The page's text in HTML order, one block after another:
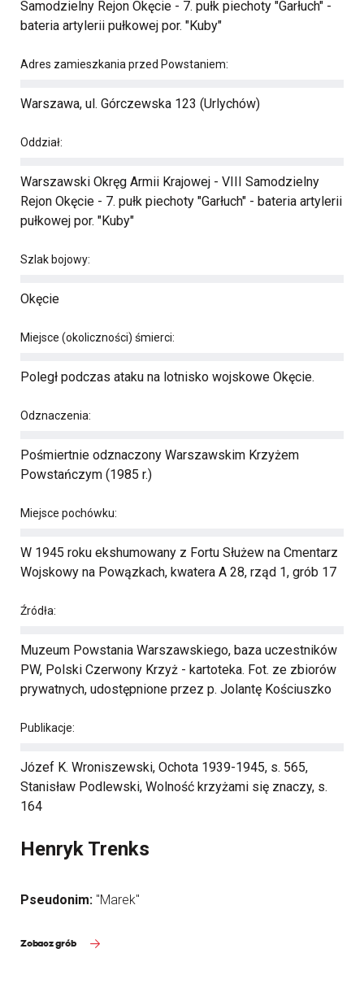
Samodzielny Rejon Okęcie - 7. pułk piechoty "Garłuch" -
bateria artylerii pułkowej por. "Kuby"
Adres zamieszkania przed Powstaniem:
Warszawa, ul. Górczewska 123 (Urlychów)
Oddział:
Warszawski Okręg Armii Krajowej - VIII Samodzielny
Rejon Okęcie - 7. pułk piechoty "Garłuch" - bateria artylerii
pułkowej por. "Kuby"
Szlak bojowy:
Okęcie
Miejsce (okoliczności) śmierci:
Poległ podczas ataku na lotnisko wojskowe Okęcie.
Odznaczenia:
Pośmiertnie odznaczony Warszawskim Krzyżem
Powstańczym (1985 r.)
Miejsce pochówku:
W 1945 roku ekshumowany z Fortu Służew na Cmentarz
Wojskowy na Powązkach, kwatera A 28, rząd 1, grób 17
Źródła:
Muzeum Powstania Warszawskiego, baza uczestników
PW, Polski Czerwony Krzyż - kartoteka. Fot. ze zbiorów
prywatnych, udostępnione przez p. Jolantę Kościuszko
Publikacje:
Józef K. Wroniszewski, Ochota 1939-1945, s. 565,
Stanisław Podlewski, Wolność krzyżami się znaczy, s.
164
Henryk Trenks
Pseudonim: "Marek"
Zobacz grób